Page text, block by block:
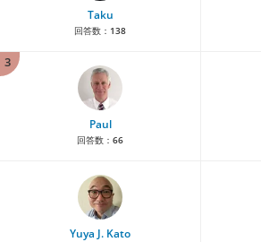
Taku
回答数： 138
3
Paul
回答数： 66
Yuya J. Kato